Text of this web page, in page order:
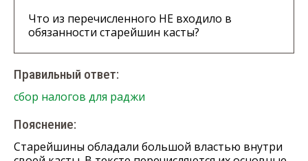
Что из перечисленного НЕ входило в
обязанности старейшин касты?
Правильный ответ:
сбор налогов для раджи
Пояснение:
Старейшины обладали большой властью внутри